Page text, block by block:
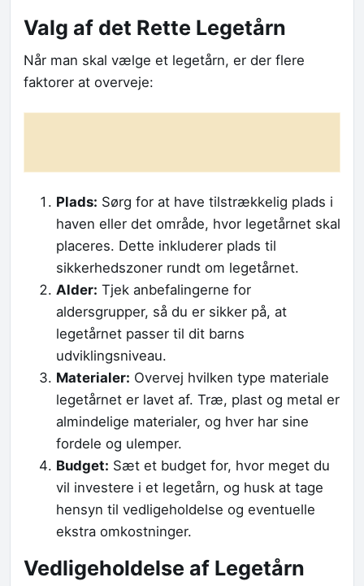
Valg af det Rette Legetårn
Når man skal vælge et legetårn, er der flere
faktorer at overveje:
Plads: Sørg for at have tilstrækkelig plads i
haven eller det område, hvor legetårnet skal
placeres. Dette inkluderer plads til
sikkerhedszoner rundt om legetårnet.
Alder: Tjek anbefalingerne for
aldersgrupper, så du er sikker på, at
legetårnet passer til dit barns
udviklingsniveau.
Materialer: Overvej hvilken type materiale
legetårnet er lavet af. Træ, plast og metal er
almindelige materialer, og hver har sine
fordele og ulemper.
Budget: Sæt et budget for, hvor meget du
vil investere i et legetårn, og husk at tage
hensyn til vedligeholdelse og eventuelle
ekstra omkostninger.
Vedligeholdelse af Legetårn